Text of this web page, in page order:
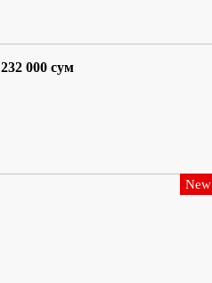
232 000 сум
New